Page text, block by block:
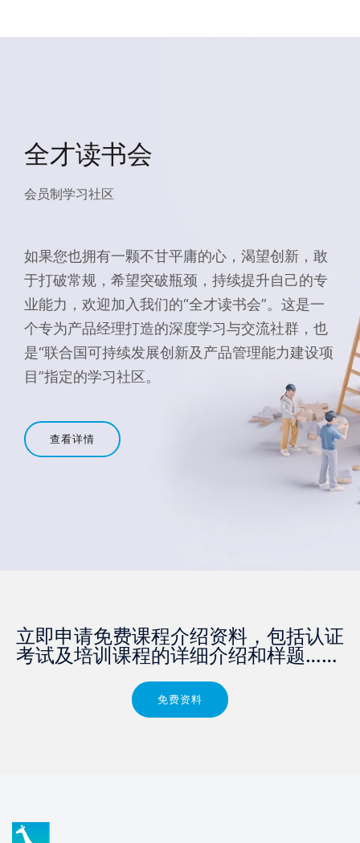
全才读书会
会员制学习社区
如果您也拥有一颗不甘平庸的心，渴望创新，敢
于打破常规，希望突破瓶颈，持续提升自己的专
业能力，欢迎加入我们的“全才读书会”。这是一
个专为产品经理打造的深度学习与交流社群，也
是“联合国可持续发展创新及产品管理能力建设项
目”指定的学习社区。
查看详情
立即申请免费课程介绍资料，包括认证
考试及培训课程的详细介绍和样题……​
免费资料